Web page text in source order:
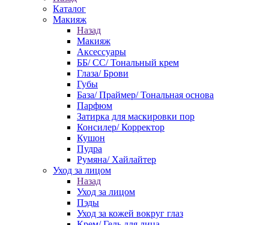
Каталог
Макияж
Назад
Макияж
Аксессуары
ББ/ СС/ Тональный крем
Глаза/ Брови
Губы
База/ Праймер/ Тональная основа
Парфюм
Затирка для маскировки пор
Консилер/ Корректор
Кушон
Пудра
Румяна/ Хайлайтер
Уход за лицом
Назад
Уход за лицом
Пэды
Уход за кожей вокруг глаз